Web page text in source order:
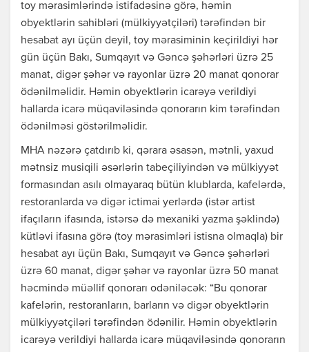
toy mərasimlərində istifadəsinə görə, həmin
obyektlərin sahibləri (mülkiyyətçiləri) tərəfindən bir
hesabat ayı üçün deyil, toy mərasiminin keçirildiyi hər
gün üçün Bakı, Sumqayıt və Gəncə şəhərləri üzrə 25
manat, digər şəhər və rayonlar üzrə 20 manat qonorar
ödənilməlidir. Həmin obyektlərin icarəyə verildiyi
hallarda icarə müqaviləsində qonorarın kim tərəfindən
ödənilməsi göstərilməlidir.
MHA nəzərə çatdırıb ki, qərara əsasən, mətnli, yaxud
mətnsiz musiqili əsərlərin tabeçiliyindən və mülkiyyət
formasından asılı olmayaraq bütün klublarda, kafelərdə,
restoranlarda və digər ictimai yerlərdə (istər artist
ifaçıların ifasında, istərsə də mexaniki yazma şəklində)
kütləvi ifasına görə (toy mərasimləri istisna olmaqla) bir
hesabat ayı üçün Bakı, Sumqayıt və Gəncə şəhərləri
üzrə 60 manat, digər şəhər və rayonlar üzrə 50 manat
həcmində müəllif qonorarı odəniləcək: “Bu qonorar
kafelərin, restoranların, barların və digər obyektlərin
mülkiyyətçiləri tərəfindən ödənilir. Həmin obyektlərin
icarəyə verildiyi hallarda icarə müqaviləsində qonorarın